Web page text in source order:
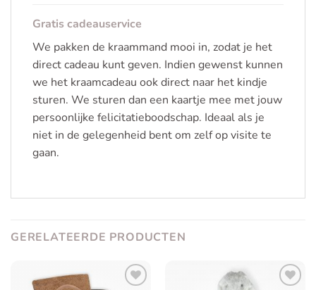
Gratis cadeauservice
We pakken de kraammand mooi in, zodat je het
direct cadeau kunt geven. Indien gewenst kunnen
we het kraamcadeau ook direct naar het kindje
sturen. We sturen dan een kaartje mee met jouw
persoonlijke felicitatieboodschap. Ideaal als je
niet in de gelegenheid bent om zelf op visite te
gaan.
GERELATEERDE PRODUCTEN